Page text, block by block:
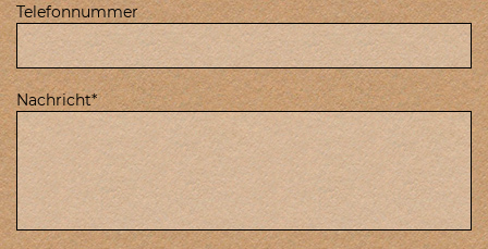
Telefonnummer
Nachricht